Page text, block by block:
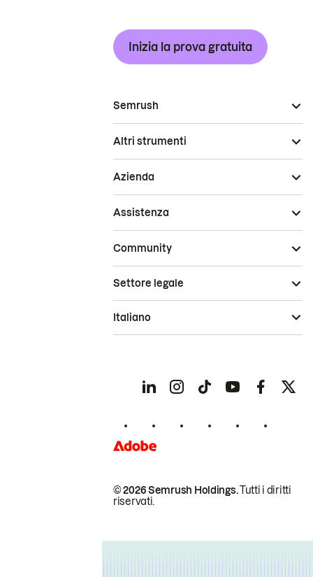
Inizia la prova gratuita
Semrush
Altri strumenti
Azienda
Assistenza
Community
© 2026 Semrush Holdings.Tutti i diritti
riservati.
Settore legale
Italiano